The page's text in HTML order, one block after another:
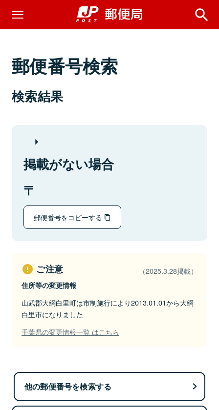
郵便番号検索
検索結果
掲載がない場合
郵便番号をコピーする
ご注意 （2025.3.28掲載）
住所等の変更情報
山武郡大網白里町は市制施行により2013.01.01から大網
白里市になりました
千葉県の変更情報一覧 はこちら
他の郵便番号を検索する